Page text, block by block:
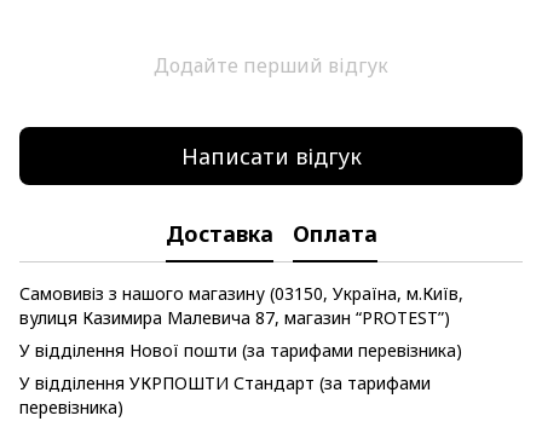
Додайте перший відгук
Написати відгук
Доставка Оплата
Самовивіз з нашого магазину (03150, Україна, м.Київ,
вулиця Казимира Малевича 87, магазин “PROTEST”)
У відділення Нової пошти (за тарифами перевізника)
У відділення УКРПОШТИ Стандарт (за тарифами
перевізника)